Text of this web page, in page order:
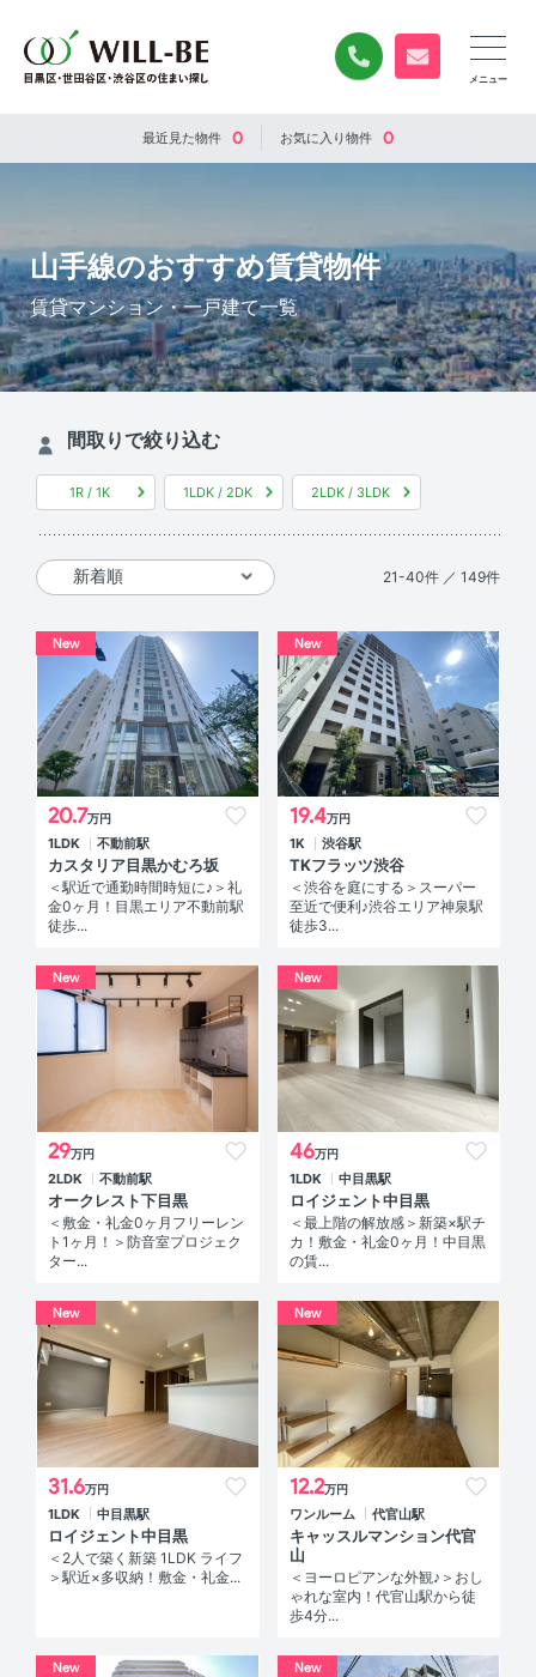
0120-840-834
無料お問い合
最近見た物件 0 お気に入り物件 0
山手線のおすすめ賃貸物件
賃貸マンション・一戸建て一覧
間取りで絞り込む
1R / 1K 1LDK / 2DK 2LDK / 3LDK
21-40件 ／ 149件
New
20.7万円
1LDK 不動前駅
カスタリア目黒かむろ坂
＜駅近で通勤時間時短に♪＞礼
金0ヶ月！目黒エリア不動前駅
徒歩...
New
19.4万円
1K 渋谷駅
TKフラッツ渋谷
＜渋谷を庭にする＞スーパー
至近で便利♪渋谷エリア神泉駅
徒歩3...
New
29万円
2LDK 不動前駅
オークレスト下目黒
＜敷金・礼金0ヶ月フリーレン
ト1ヶ月！＞防音室プロジェク
ター...
New
46万円
1LDK 中目黒駅
ロイジェント中目黒
＜最上階の解放感＞新築×駅チ
カ！敷金・礼金0ヶ月！中目黒
の賃...
New
31.6万円
1LDK 中目黒駅
ロイジェント中目黒
＜2人で築く新築 1LDK ライフ
＞駅近×多収納！敷金・礼金...
New
12.2万円
ワンルーム 代官山駅
キャッスルマンション代官
山
＜ヨーロピアンな外観♪＞おし
ゃれな室内！代官山駅から徒
歩4分...
New New